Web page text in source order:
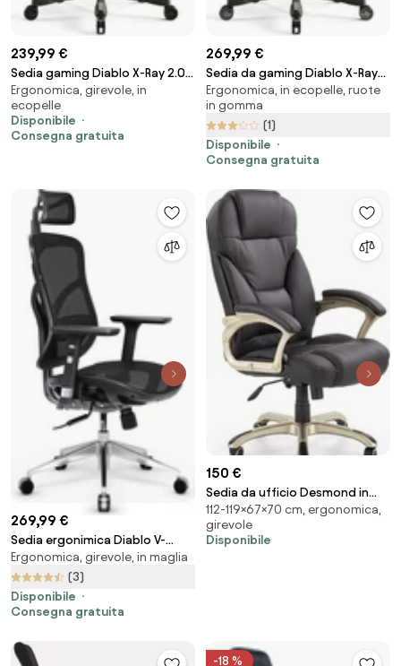
239,99 €
Sedia gaming Diablo X-Ray 2.0
Small Size, Bianco e nero
Ergonomica, girevole, in
ecopelle
Disponibile
Consegna gratuita
269,99 €
Sedia da gaming Diablo X-Ray
2.0 King Size: Nero e Grigio
Ergonomica, in ecopelle, ruote
in gomma
(1)
Disponibile
Consegna gratuita
269,99 €
Sedia ergonimica Diablo V-
Basic: nero
Ergonomica, girevole, in maglia
(3)
Disponibile
Consegna gratuita
150 €
Sedia da ufficio Desmond in
nero
112-119×67×70 cm, ergonomica,
girevole
Disponibile
-18 %